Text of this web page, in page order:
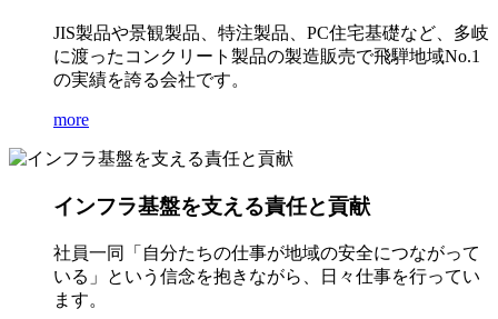
JIS製品や景観製品、特注製品、PC住宅基礎など、多岐
に渡ったコンクリート製品の製造販売で飛騨地域No.1
の実績を誇る会社です。
more
インフラ基盤を支える責任と貢献
社員一同「自分たちの仕事が地域の安全につながって
いる」という信念を抱きながら、日々仕事を行ってい
ます。